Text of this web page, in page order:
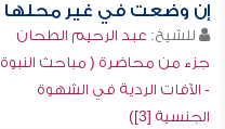
إن وضعت في غير محلها
للشيخ: عبد الرحيم الطحان
جزء من محاضرة ( مباحث النبوة
- الآفات الردية في الشهوة
الجنسية [3])